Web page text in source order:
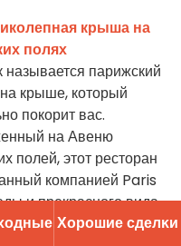
крыша на
полях
называется парижский
крыше, который
покорит вас.
на Авеню
полей, этот ресторан
компанией Paris
и прекрасного вида.
Хорошие сделĸи